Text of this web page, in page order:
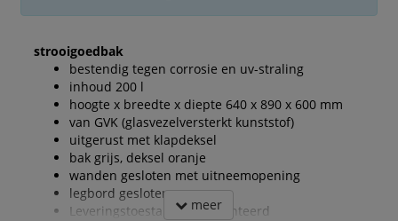
strooigoedbak
bestendig tegen corrosie en uv-straling
inhoud 200 l
hoogte x breedte x diepte 640 x 890 x 600 mm
van GVK (glasvezelversterkt kunststof)
uitgerust met klapdeksel
bak grijs, deksel oranje
wanden gesloten met uitneemopening
legbord gesloten
Leveringstoestand gedemonteerd
meer